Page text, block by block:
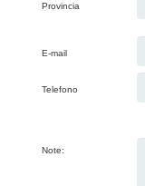
Provincia
E-mail
Telefono
Note: